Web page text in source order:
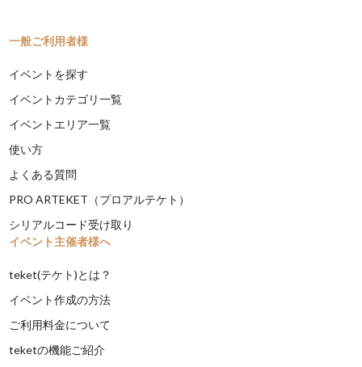
一般ご利用者様
イベントを探す
イベントカテゴリ一覧
イベントエリア一覧
使い方
よくある質問
PRO ARTEKET（プロアルテケト）
シリアルコード受け取り
イベント主催者様へ
teket(テケト)とは？
イベント作成の方法
ご利用料金について
teketの機能ご紹介